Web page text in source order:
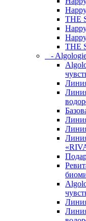
THE
THE
-